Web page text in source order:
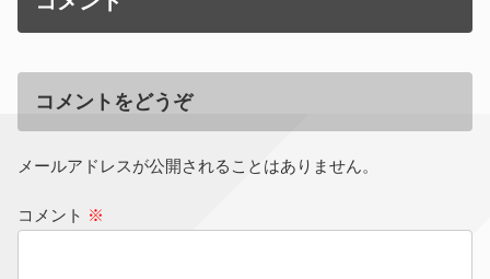
コメントをどうぞ
メールアドレスが公開されることはありません。
コメント ※